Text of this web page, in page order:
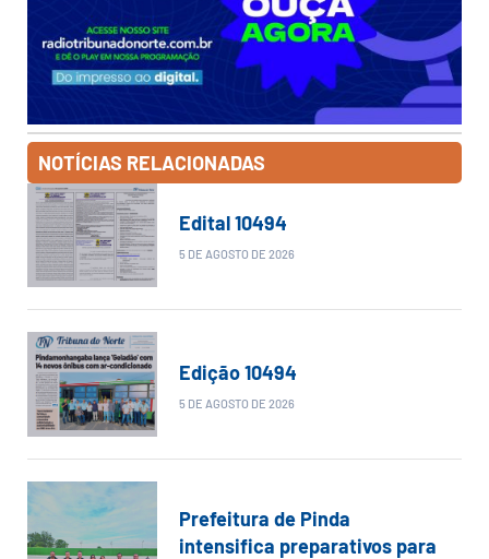
NOTÍCIAS RELACIONADAS
Edital 10494
5 DE AGOSTO DE 2026
Edição 10494
5 DE AGOSTO DE 2026
Prefeitura de Pinda
intensifica preparativos para